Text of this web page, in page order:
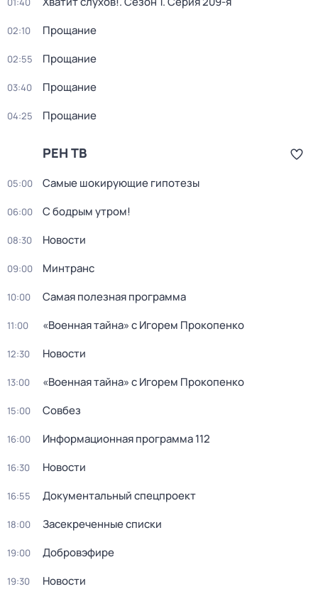
02:10 Прощание
02:55 Прощание
03:40 Прощание
04:25 Прощание
РЕН ТВ
05:00 Самые шoкиpующие гипотезы
06:00 С бодрым утром!
08:30 Новости
09:00 Минтранс
10:00 Самая полезная программа
11:00 «Военнaя тайна» с Игорем Прокoпенко
12:30 Новости
13:00 «Военнaя тайна» с Игорем Прокoпенко
15:00 Coвбез
16:00 Информационная программа 112
16:30 Новости
16:55 Документальный спецпроект
18:00 Заcекрeченные списки
19:00 Добровэфире
19:30 Новости